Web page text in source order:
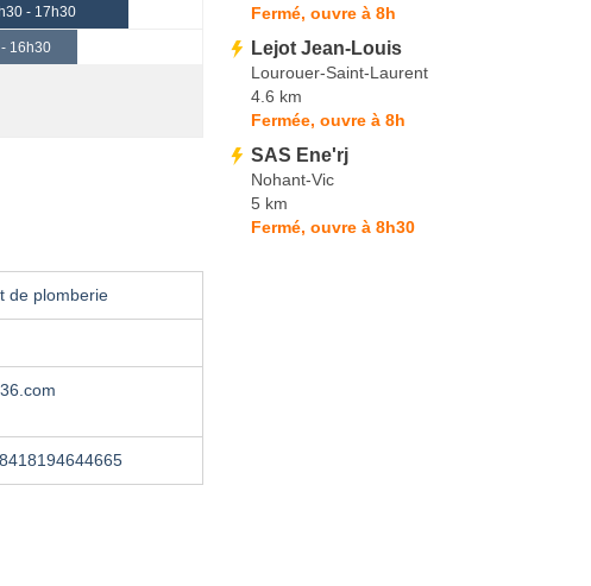
- 17h30
16h30
de plomberie
Fermé, ouvre à 8h
Lejot Jean-Louis
Lourouer-Saint-Laurent
4.6 km
Fermée, ouvre à 8h
SAS Ene'rj
Nohant-Vic
5 km
Fermé, ouvre à 8h30